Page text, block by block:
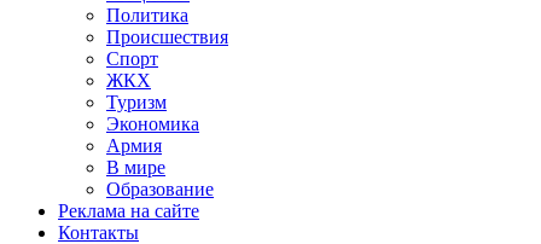
Политика
Происшествия
Спорт
ЖКХ
Туризм
Экономика
Армия
В мире
Образование
Реклама на сайте
Контакты